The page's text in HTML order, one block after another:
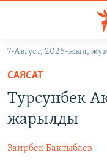
Навигацияга
өтүңүз
Издөөгө
салыңыз
КЫРГЫЗСТАН
КЫРГЫЗСТАН
ЭКОНОМИКА
ДҮЙНӨ
БОРБОР АЗИЯ
УКРАИНА
АТАЙЫН ИЛИКТӨӨ
7-Август, 2026-жыл,
САЯСАТ
Турсунбек
жарылды
Заирбек Бактыбаев